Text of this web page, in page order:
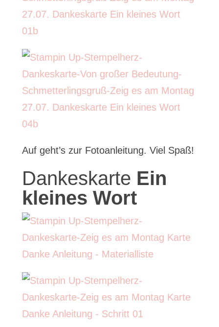
Auf geht’s zur Fotoanleitung. Viel Spaß!
Dankeskarte Ein
kleines Wort